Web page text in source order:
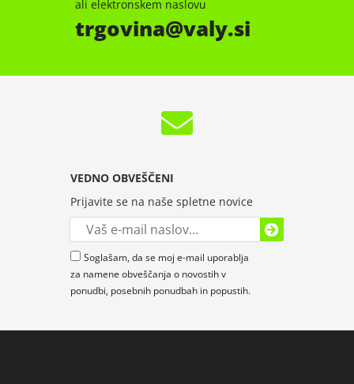
ali elektronskem naslovu
trgovina valy.si
VEDNO OBVEŠČENI
Prijavite se na naše spletne novice
Soglašam, da se moj e-mail uporablja
za namene obveščanja o novostih v
ponudbi, posebnih ponudbah in popustih.